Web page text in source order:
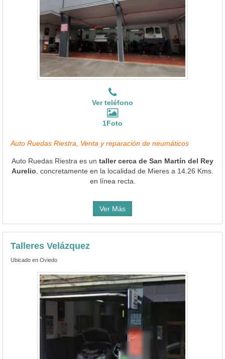
Ver teléfono
1Foto
Auto Ruedas Riestra, Venta y reparación de neumáticos
Auto Ruedas Riestra es un taller cerca de San Martín del Rey
Aurelio , concretamente en la localidad de Mieres a 14.26 Kms.
en línea recta.
Ver Más
Talleres Velázquez
Ubicado en Oviedo